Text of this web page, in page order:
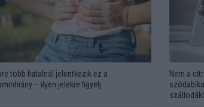
több fiatalnál jelentkezik ez a
– ilyen jelekre figyelj
Nem a